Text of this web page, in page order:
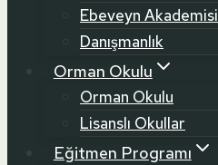
Ebeveyn Akademisi
Danışmanlık
Orman Okulu
Orman Okulu
Lisanslı Okullar
Eğitmen Programı